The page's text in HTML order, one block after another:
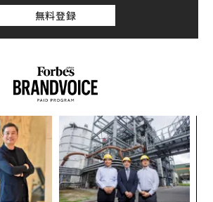
は、現代の経営学の議論においては、
あまり優勢ではない。しかし、それも
された文章は、その理由についてこう
無料登録